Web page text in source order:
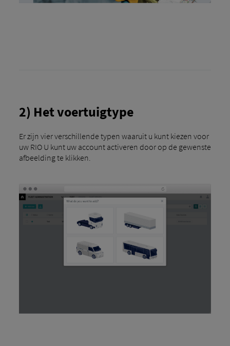
2) Het voertuigtype
Er zijn vier verschillende typen waaruit u kunt kiezen voor
uw RIO U kunt uw account activeren door op de gewenste
afbeelding te klikken.